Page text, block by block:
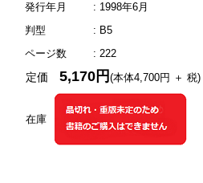
発行年月
: 1998年6月
判型
: B5
ページ数
: 222
在庫
定価5,170円(本体4,700円 ＋ 税)